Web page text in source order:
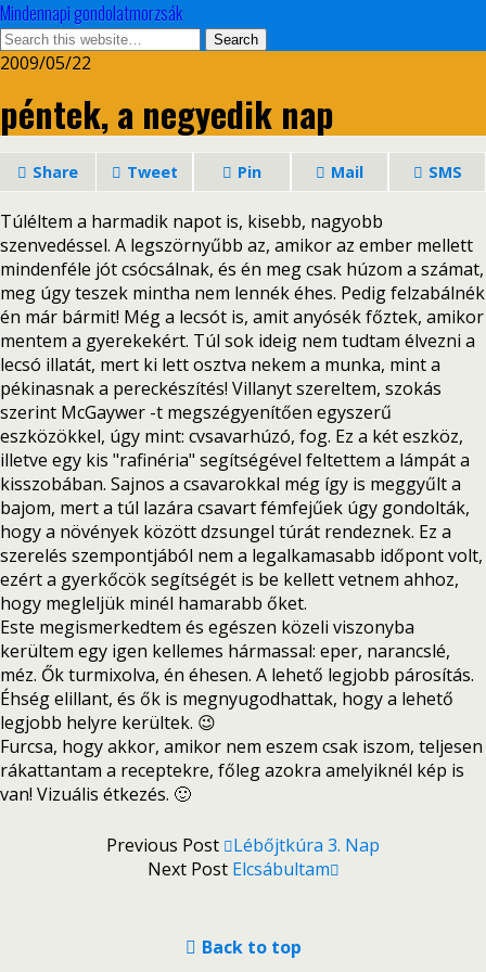
Mindennapi gondolatmorzsák
2009/05/22
péntek, a negyedik nap
Share Tweet Pin Mail SMS
Túléltem a harmadik napot is, kisebb, nagyobb
szenvedéssel. A legszörnyűbb az, amikor az ember mellett
mindenféle jót csócsálnak, és én meg csak húzom a számat,
meg úgy teszek mintha nem lennék éhes. Pedig felzabálnék
én már bármit! Még a lecsót is, amit anyósék főztek, amikor
mentem a gyerekekért. Túl sok ideig nem tudtam élvezni a
lecsó illatát, mert ki lett osztva nekem a munka, mint a
pékinasnak a pereckészítés! Villanyt szereltem, szokás
szerint McGaywer -t megszégyenítően egyszerű
eszközökkel, úgy mint: cvsavarhúzó, fog. Ez a két eszköz,
illetve egy kis "rafinéria" segítségével feltettem a lámpát a
kisszobában. Sajnos a csavarokkal még így is meggyűlt a
bajom, mert a túl lazára csavart fémfejűek úgy gondolták,
hogy a növények között dzsungel túrát rendeznek. Ez a
szerelés szempontjából nem a legalkamasabb időpont volt,
ezért a gyerkőcök segítségét is be kellett vetnem ahhoz,
hogy megleljük minél hamarabb őket.
Este megismerkedtem és egészen közeli viszonyba
kerültem egy igen kellemes hármassal: eper, narancslé,
méz. Ők turmixolva, én éhesen. A lehető legjobb párosítás.
Éhség elillant, és ők is megnyugodhattak, hogy a lehető
legjobb helyre kerültek. 😉
Furcsa, hogy akkor, amikor nem eszem csak iszom, teljesen
rákattantam a receptekre, főleg azokra amelyiknél kép is
van! Vizuális étkezés. 🙂
Previous Post
Lébőjtkúra 3. Nap
Next Post Elcsábultam
Back to top